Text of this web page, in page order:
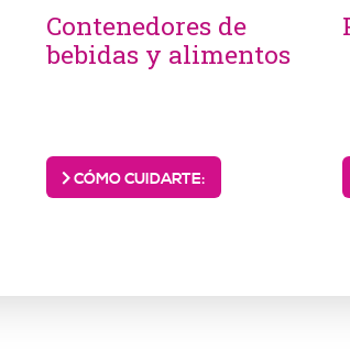
Contenedores de
bebidas y alimentos
CÓMO CUIDARTE: